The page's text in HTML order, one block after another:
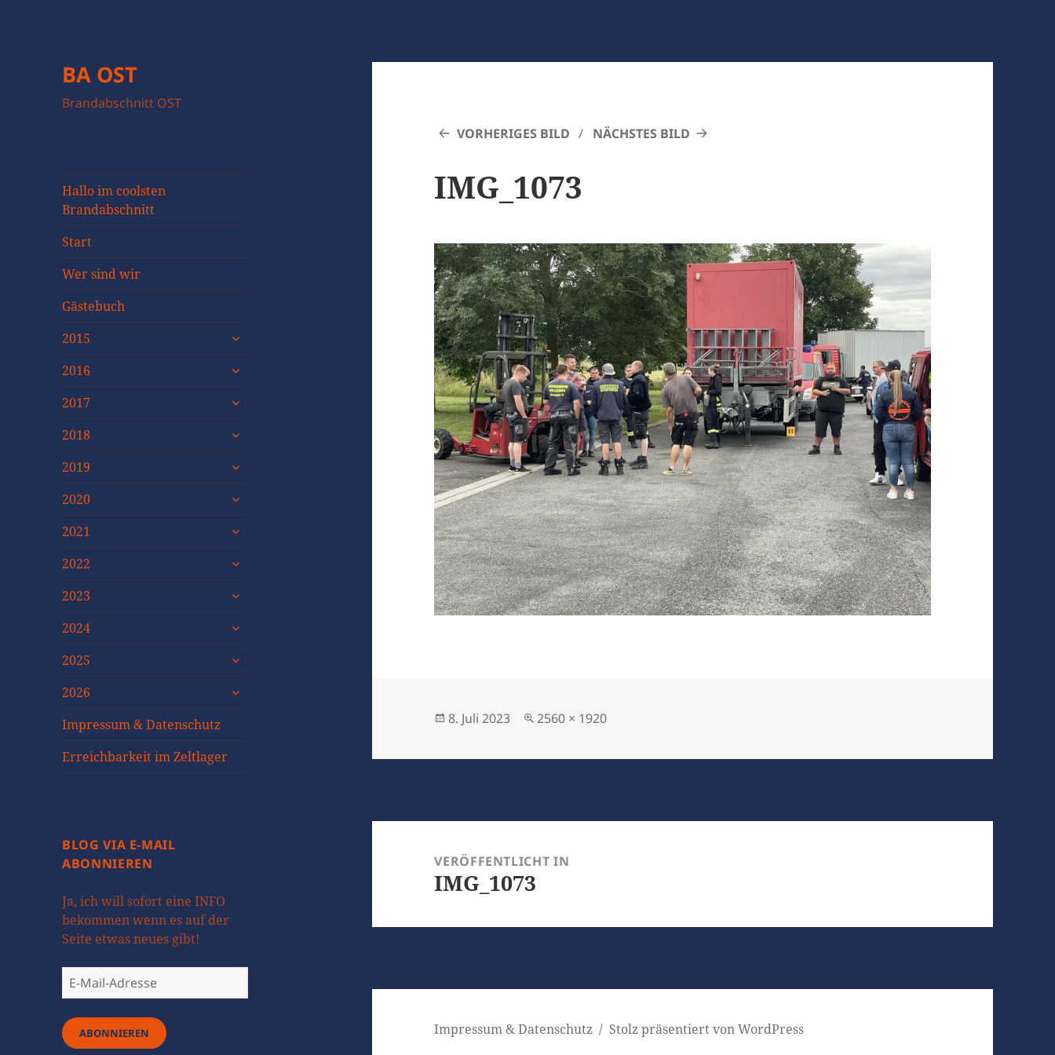
BA OST
Brandabschnitt OST
Hallo im coolsten
Brandabschnitt
Start
Wer sind wir
Gästebuch
2015
untermenü
2016
untermenü
2017
untermenü
2018
untermenü
2019
untermenü
2020
untermenü
2021
untermenü
2022
untermenü
2023
untermenü
2024
untermenü
2025
untermenü
2026
untermenü
Impressum & Datenschutz
Erreichbarkeit im Zeltlager
BLOG VIA E-MAIL
ABONNIEREN
Ja, ich will sofort eine INFO
bekommen wenn es auf der
Seite etwas neues gibt!
E-
Mail-
Adresse
ABONNIEREN
VORHERIGES BILD NÄCHSTES BILD
IMG_1073
Veröffentlicht
8. Juli 2023 Originalgröße
2560 × 1920
VERÖFFENTLICHT IN
IMG_1073
Impressum & Datenschutz Stolz präsentiert von WordPress